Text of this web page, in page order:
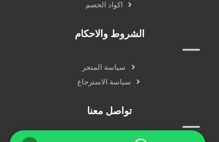
اكواد الخصم
الشروط والاحكام
سياسة المتجر
سياسة الاسترجاع
تواصل معنا